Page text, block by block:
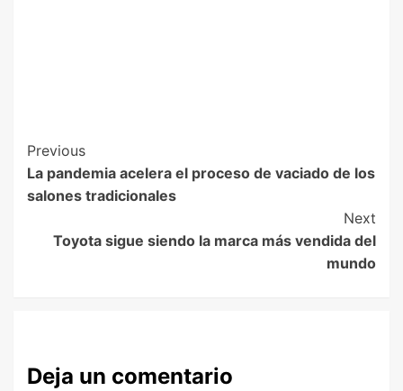
Previous
La pandemia acelera el proceso de vaciado de los
salones tradicionales
Next
Toyota sigue siendo la marca más vendida del
mundo
Deja un comentario